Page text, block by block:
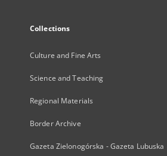
Collections
Culture and Fine Arts
Science and Teaching
Regional Materials
Border Archive
Gazeta Zielonogórska - Gazeta Lubuska